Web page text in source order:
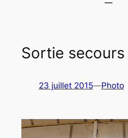
Sortie secours
23 juillet 2015—Photo